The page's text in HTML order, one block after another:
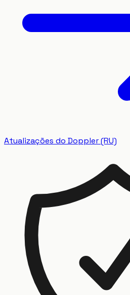
Atualizações do Doppler (RU)